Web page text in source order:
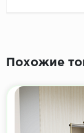
Похожие